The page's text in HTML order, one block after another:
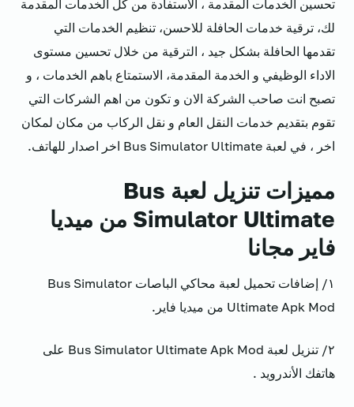
تحسين الخدمات المقدمة ، الاستفادة من كل الخدمات المقدمة
لك، ترقية خدمات الحافلة للاحسن، تنظيم الخدمات التي
تقدمها الحافلة بشكل جيد ، الترقية من خلال تحسين مستوى
الاداء الوظيفي و الخدمة المقدمة، الاستمتاع باهم الخدمات ، و
تصبح انت صاحب الشركة الان و تكون من اهم الشركات التي
تقوم بتقديم خدمات النقل العام و نقل الركاب من مكان لمكان
اخر ، في لعبة Bus Simulator Ultimate اخر اصدار للهاتف.
مميزات تنزيل لعبة Bus
Simulator Ultimate من ميديا
فاير مجانا
١/ إضافات تحميل لعبة محاكي الباصات Bus Simulator
Ultimate Apk Mod من ميديا فاير.
٢/ تنزيل لعبة Bus Simulator Ultimate Apk Mod على
هاتفك الأندرويد .